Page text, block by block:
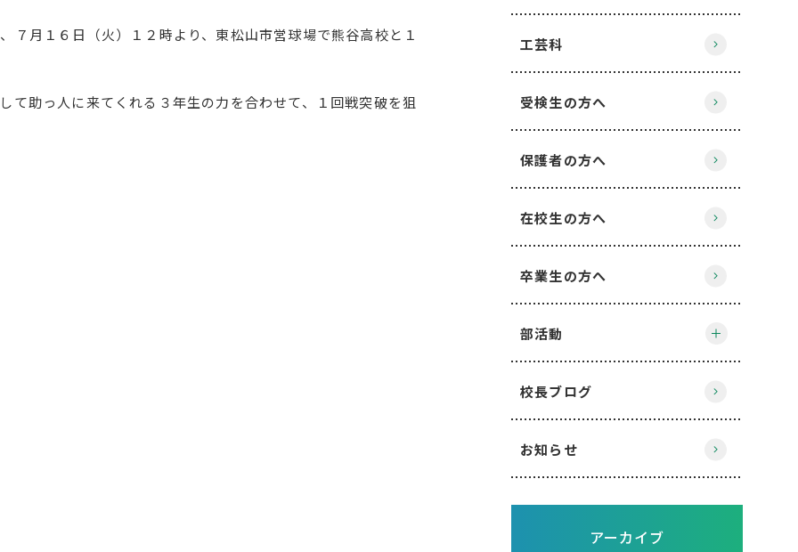
７月１６日（火）１２時より、東松山市営球場で熊谷高校と１
て助っ人に来てくれる３年生の力を合わせて、１回戦突破を狙
工芸科
受検生の方へ
保護者の方へ
在校生の方へ
卒業生の方へ
部活動
校長ブログ
お知らせ
アーカイブ